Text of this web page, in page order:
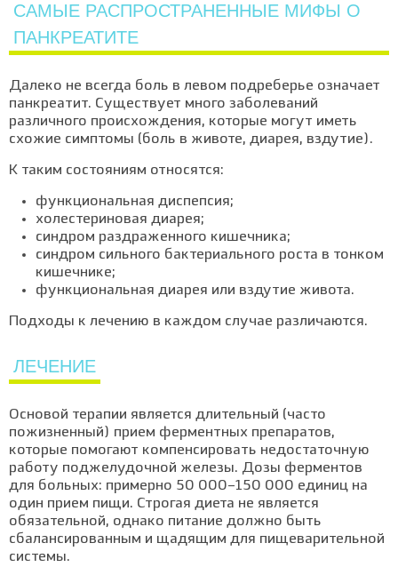
САМЫЕ РАСПРОСТРАНЕННЫЕ МИФЫ О
ПАНКРЕАТИТЕ
Далеко не всегда боль в левом подреберье означает
панкреатит. Существует много заболеваний
различного происхождения, которые могут иметь
схожие симптомы (боль в животе, диарея, вздутие).
К таким состояниям относятся:
функциональная диспепсия;
холестериновая диарея;
синдром раздраженного кишечника;
синдром сильного бактериального роста в тонком
кишечнике;
функциональная диарея или вздутие живота.
Подходы к лечению в каждом случае различаются.
ЛЕЧЕНИЕ
Основой терапии является длительный (часто
пожизненный) прием ферментных препаратов,
которые помогают компенсировать недостаточную
работу поджелудочной железы. Дозы ферментов
для больных: примерно 50 000–150 000 единиц на
один прием пищи. Строгая диета не является
обязательной, однако питание должно быть
сбалансированным и щадящим для пищеварительной
системы.